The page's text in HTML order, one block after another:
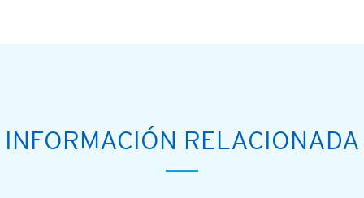
INFORMACIÓN RELACIONADA